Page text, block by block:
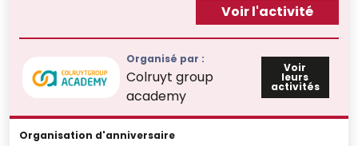
Organisé par :
Colruyt group
academy
Voir
leurs
activités
Voir l'activité
Organisation d'anniversaire